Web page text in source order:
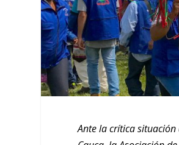
Ante la crítica